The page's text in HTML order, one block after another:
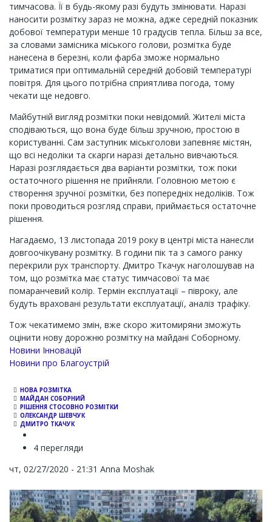
тимчасова. Її в будь-якому разі будуть змінювати. Наразі
наносити розмітку зараз не можна, адже середній показник
добової температури менше 10 градусів тепла. Більш за все,
за словами замісника міського голови, розмітка буде
нанесена в березні, коли фарба зможе нормально
триматися при оптимальній середній добовій температурі
повітря. Для цього потрібна сприятлива погода, тому
чекати ще недовго.
Майбутній вигляд розмітки поки невідомий. Жителі міста
сподіваються, що вона буде більш зручною, простою в
користуванні. Сам заступник міськголови запевняє містян,
що всі недоліки та скарги наразі детально вивчаються.
Наразі розглядається два варіанти розмітки, тож поки
остаточного рішення не прийняли. Головною метою є
створення зручної розмітки, без попередніх недоліків. Тож
поки проводиться розгляд справи, приймається остаточне
рішення.
Нагадаємо, 13 листопада 2019 року в центрі міста нанесли
довгоочікувану розмітку. В години пік та з самого ранку
перекрили рух транспорту. Дмитро Ткачук наголошував на
том, що розмітка має статус тимчасової та має
помаранчевий колір. Термін експлуатації – півроку, але
будуть враховані результати експлуатації, аналіз трафіку.
Тож чекатимемо змін, вже скоро житомиряни зможуть
оцінити нову дорожню розмітку на майдані Соборному.
Новини Інновацій
Новини про Благоустрій
НОВА РОЗМІТКА
МАЙДАН СОБОРНИЙ
РІШЕННЯ СТОСОВНО РОЗМІТКИ
ОЛЕКСАНДР ШЕВЧУК
ДМИТРО ТКАЧУК
4 перегляди
чт, 02/27/2020 - 21:31 Anna Moshak